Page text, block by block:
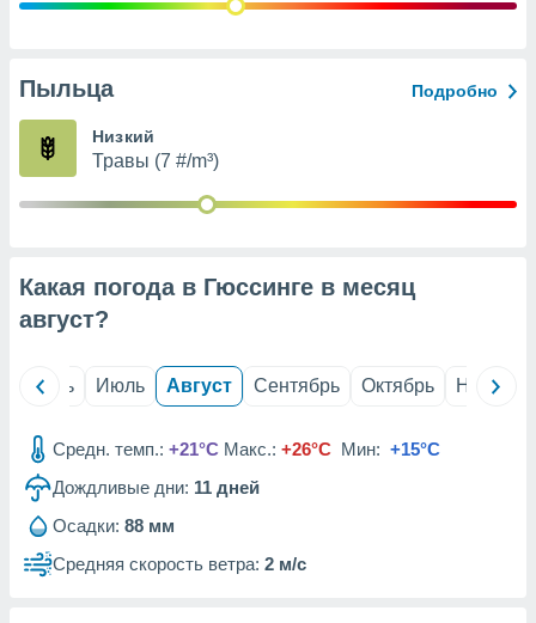
рекламы
сведения
1199
Пыльца Подробно
Низкий
Травы (7 #/m³)
Какая погода в Гюссинге в месяц
август?
Июнь Июль Август Сентябрь Октябрь Ноябрь
Средн. темп.: +21°C Макс.: +26°C Мин: +15°C
Дождливые дни: 11 дней
Осадки: 88 мм
Средняя скорость ветра: 2 м/с